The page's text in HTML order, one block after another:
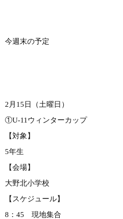
今週末の予定
2月15日（土曜日）
①U-11ウィンターカップ
【対象】
5年生
【会場】
大野北小学校
【スケジュール】
8：45 現地集合